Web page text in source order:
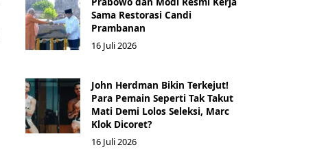
Sama Restorasi Candi
Prambanan
16 Juli 2026
John Herdman Bikin Terkejut!
Para Pemain Seperti Tak Takut
Mati Demi Lolos Seleksi, Marc
Klok Dicoret?
16 Juli 2026